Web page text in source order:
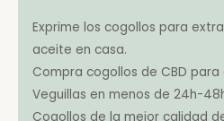
Exprime los cogollos para
aceite en casa.
Compra cogollos de CBD
Veguillas en menos de 24h-
Cogollos de la mejor calidad